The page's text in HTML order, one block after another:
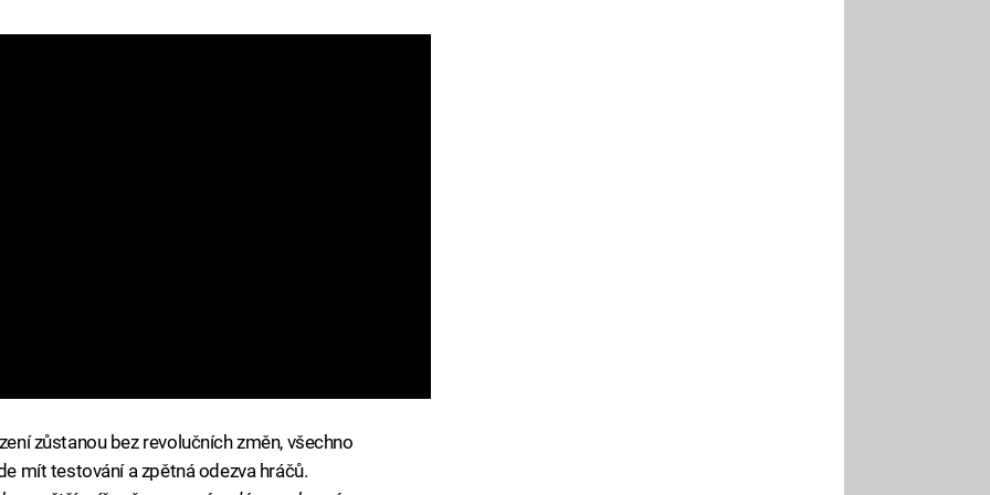
zůstanou bez revolučních změn, všechno
mít testování a zpětná odezva hráčů.